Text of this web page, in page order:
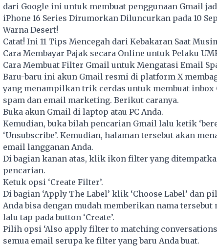
dari Google ini untuk membuat penggunaan Gmail
iPhone 16 Series Dirumorkan Diluncurkan pada 10
Warna Desert!
Catat! Ini 11 Tips Mencegah dari Kebakaran Saat
Cara Membayar Pajak secara Online untuk Pelaku
Cara Membuat Filter Gmail untuk Mengatasi Email
Baru-baru ini akun Gmail resmi di platform X
yang menampilkan trik cerdas untuk membuat inbox
spam dan email marketing. Berikut caranya.
Buka akun Gmail di laptop atau PC Anda.
Kemudian, buka bilah pencarian Gmail lalu ketik
‘Unsubscribe’. Kemudian, halaman tersebut akan
email langganan Anda.
Di bagian kanan atas, klik ikon filter yang
pencarian.
Ketuk opsi ‘Create Filter’.
Di bagian ‘Apply The Label’ klik ‘Choose Label’ dan
Anda bisa dengan mudah memberikan nama
lalu tap pada button ‘Create’.
Pilih opsi ‘Also apply filter to matching
semua email serupa ke filter yang baru Anda buat.